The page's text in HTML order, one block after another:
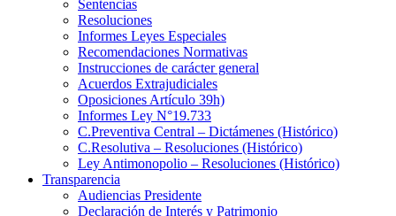
Sentencias
Resoluciones
Informes Leyes Especiales
Recomendaciones Normativas
Instrucciones de carácter general
Acuerdos Extrajudiciales
Oposiciones Artículo 39h)
Informes Ley N°19.733
C.Preventiva Central – Dictámenes (Histórico)
C.Resolutiva – Resoluciones (Histórico)
Ley Antimonopolio – Resoluciones (Histórico)
Transparencia
Audiencias Presidente
Declaración de Interés y Patrimonio